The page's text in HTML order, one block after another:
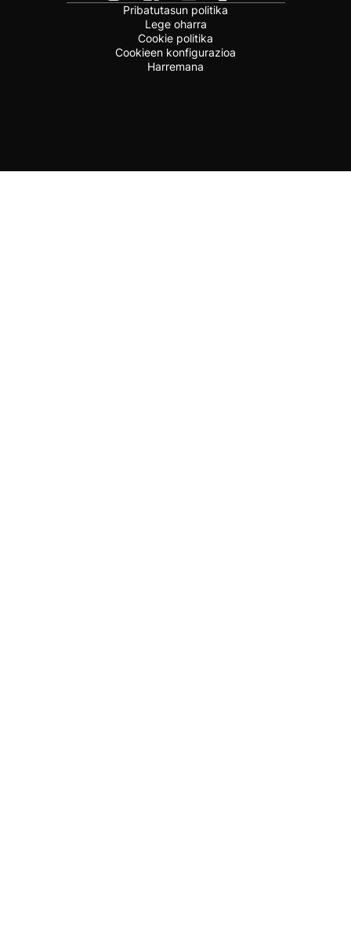
Pribatutasun politika
Lege oharra
Cookie politika
Cookieen konfigurazioa
Harremana